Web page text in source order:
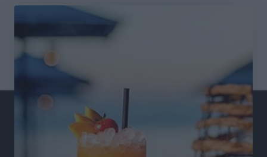
Αποκαλυπτήρια για την «Ατζέντα 2030» από το βήμα